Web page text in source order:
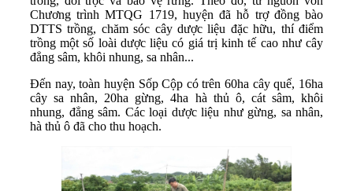
Chương trình MTQG 1719, huyện đã hỗ trợ đồng bào
DTTS trồng, chăm sóc cây dược liệu đặc hữu, thí điểm
trồng một số loài dược liệu có giá trị kinh tế cao như cây
đẳng sâm, khôi nhung, sa nhân...
Đến nay, toàn huyện Sốp Cộp có trên 60ha cây quế, 16ha
cây sa nhân, 20ha gừng, 4ha hà thủ ô, cát sâm, khôi
nhung, đẳng sâm. Các loại dược liệu như gừng, sa nhân,
hà thủ ô đã cho thu hoạch.